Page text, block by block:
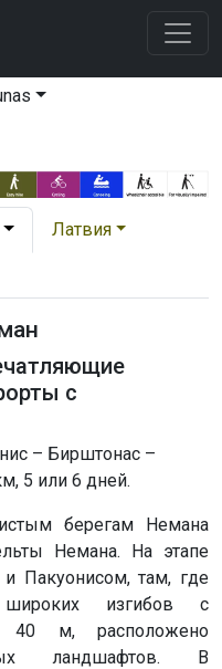
Латвия
с
– Бирштонас –
5 или 6 дней.
берегам Немана
Немана. На этапе
Пакуонисом, там, где
изгибов с
40 м, расположено
ландшафтов. В